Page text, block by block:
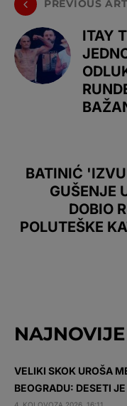
PREVIOUS
ITAY
BATINIĆ
GUŠENJE
DOBIO
POLUTEŠKE
NAJNOVIJE
VELIKI SKOK UROŠA
BEOGRADU: DESETI